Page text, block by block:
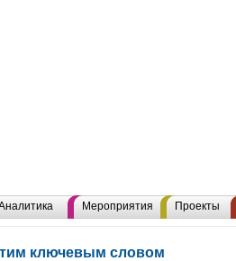
Мероприятия Проекты
ключевым словом